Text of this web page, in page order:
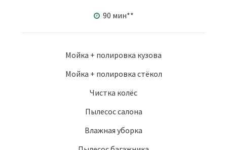
90 мин**
Мойка + полировка кузова
Мойка + полировка стёкол
Чистка колёс
Пылесос салона
Влажная уборка